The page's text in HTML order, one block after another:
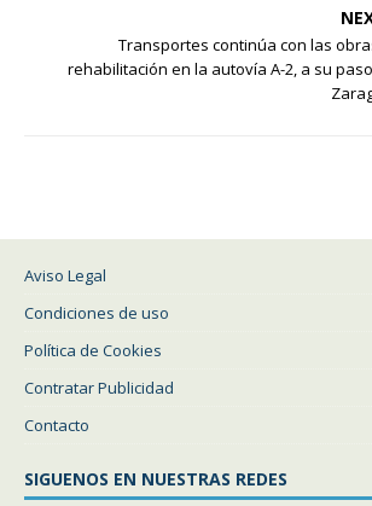
Transportes continúa con las
rehabilitación en la autovía A-2, a su
Aviso Legal
Condiciones de uso
Política de Cookies
Contratar Publicidad
Contacto
SIGUENOS EN NUESTRAS REDES